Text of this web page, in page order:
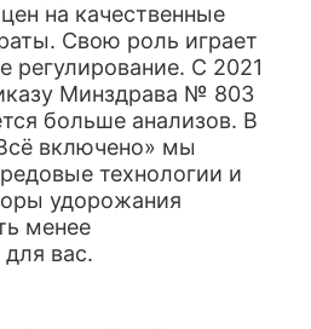
на качественные
Свою роль играет
регулирование. С 2021
Минздрава № 803
больше анализов. В
включено» мы
технологии и
удорожания
менее
вас.